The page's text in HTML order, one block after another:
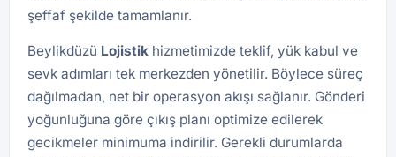
şeffaf şekilde tamamlanır.
Beylikdüzü Lojistik hizmetimizde teklif, yük kabul ve
sevk adımları tek merkezden yönetilir. Böylece süreç
dağılmadan, net bir operasyon akışı sağlanır. Gönderi
yoğunluğuna göre çıkış planı optimize edilerek
gecikmeler minimuma indirilir. Gerekli durumlarda